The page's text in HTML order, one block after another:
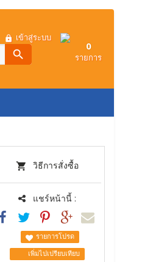
0
รายการ
เข้าสู่ระบบ
search
วิธีการสั่งซื้อ
แชร์หน้านี้ :
รายการโปรด
เพิ่มไปเปรียบเทียบ